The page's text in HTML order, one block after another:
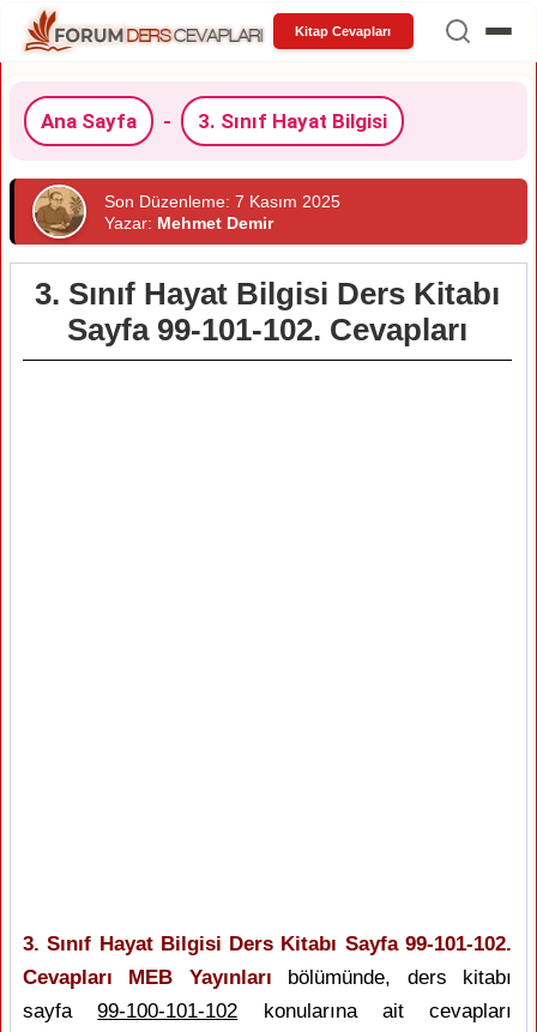
Kitap Cevapları
Ana Sayfa - 3. Sınıf Hayat Bilgisi
Son Düzenleme: 7 Kasım 2025
Yazar: Mehmet Demir
3. Sınıf Hayat Bilgisi Ders Kitabı
Sayfa 99-101-102. Cevapları
3. Sınıf Hayat Bilgisi Ders Kitabı Sayfa 99-101-102.
Cevapları MEB Yayınları bölümünde, ders kitabı
sayfa99-100-101-102 konularına ait cevapları